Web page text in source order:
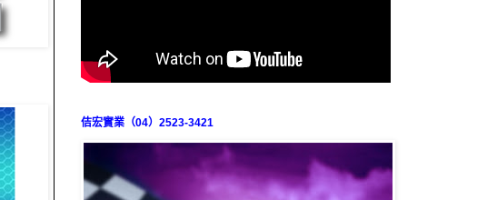
佶宏實業（04）2523-3421